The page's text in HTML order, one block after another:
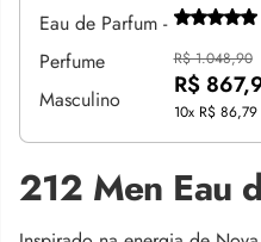
R$ 1.048,90
R$
10x R$ 86,79
212 Men Eau